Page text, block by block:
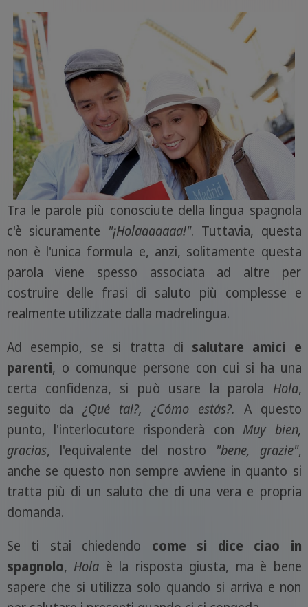
Tra le parole più conosciute della lingua spagnola
c'è sicuramente "¡Holaaaaaaa!". Tuttavia, questa
non è l'unica formula e, anzi, solitamente questa
parola viene spesso associata ad altre per
costruire delle frasi di saluto più complesse e
realmente utilizzate dalla madrelingua.
Ad esempio, se si tratta di salutare amici e
parenti, o comunque persone con cui si ha una
certa confidenza, si può usare la parola Hola,
seguito da¿Qué tal?, ¿Cómo estás?. A questo
punto, l'interlocutore risponderà con Muy bien,
gracias, l'equivalente del nostro "bene, grazie",
anche se questo non sempre avviene in quanto si
tratta più di un saluto che di una vera e propria
domanda.
Se ti stai chiedendo come si dice ciao in
spagnolo, Hola è la risposta giusta, ma è bene
sapere che si utilizza solo quando si arriva e non